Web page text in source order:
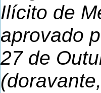
Ilícito de
aprovado
27 de